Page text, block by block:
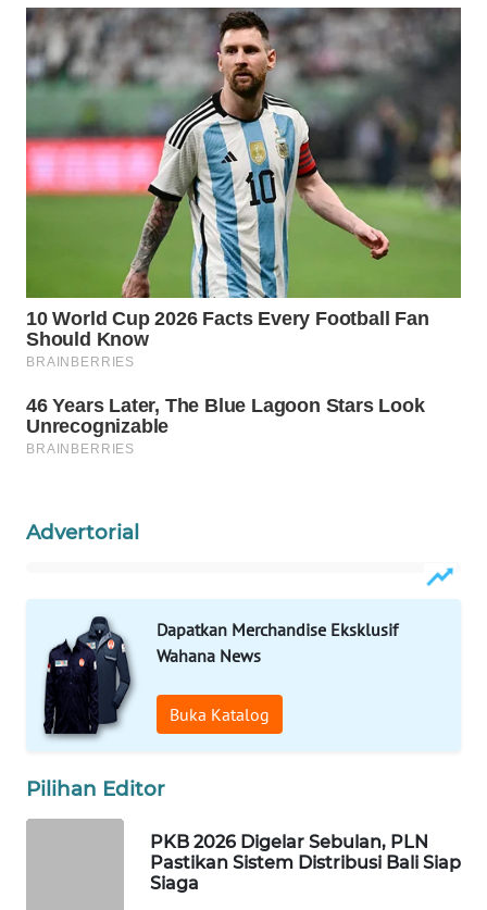
Advertorial
Dapatkan Merchandise Eksklusif
Wahana News
Buka Katalog
Pilihan Editor
PKB 2026 Digelar Sebulan, PLN
Pastikan Sistem Distribusi Bali Siap
Siaga
SPORT
WAHANA
UMKM
WAHANA
WAHANA
OTOMOTIF
HEALTH
WAHANA
Wahana
Network
KONSUMEN
LISTRIK